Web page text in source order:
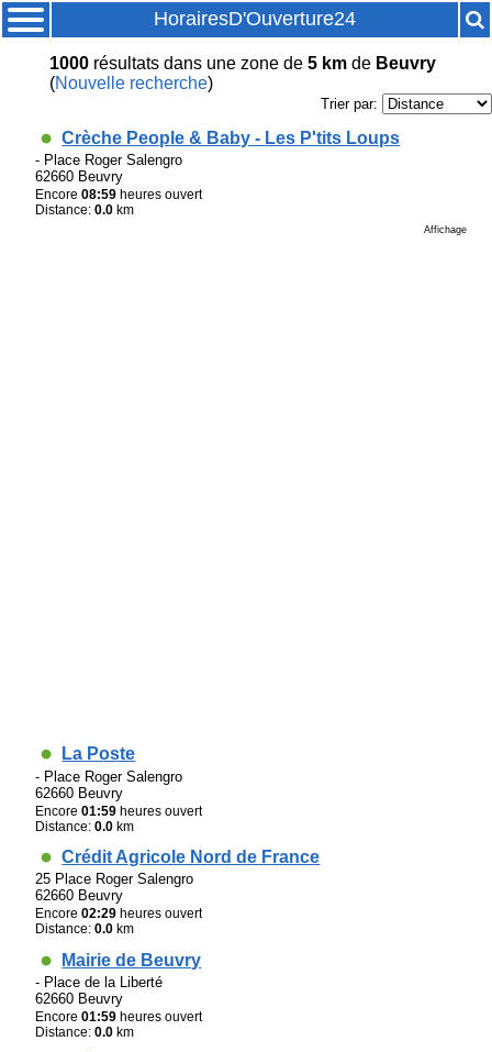
HorairesD'Ouverture24
1000résultatsdans une zone de 5 kmde Beuvry
(Nouvelle recherche)
Trier par:
Crèche People & Baby - Les P'tits Loups
- Place Roger Salengro
62660 Beuvry
Encore08:59 heures ouvert
Distance:0.0 km
Affichage
La Poste
- Place Roger Salengro
62660 Beuvry
Encore01:59 heures ouvert
Distance:0.0 km
Crédit Agricole Nord de France
25 Place Roger Salengro
62660 Beuvry
Encore02:29 heures ouvert
Distance:0.0 km
Mairie de Beuvry
- Place de la Liberté
62660 Beuvry
Encore01:59 heures ouvert
Distance:0.0 km